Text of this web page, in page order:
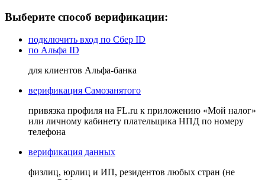
Выберите способ верификации:
подключить вход по Сбер ID
по Альфа ID
для клиентов Альфа-банка
верификация Самозанятого
привязка профиля на FL.ru к приложению «Мой налог»
или личному кабинету плательщика НПД по номеру
телефона
верификация данных
физлиц, юрлиц и ИП, резидентов любых стран (не